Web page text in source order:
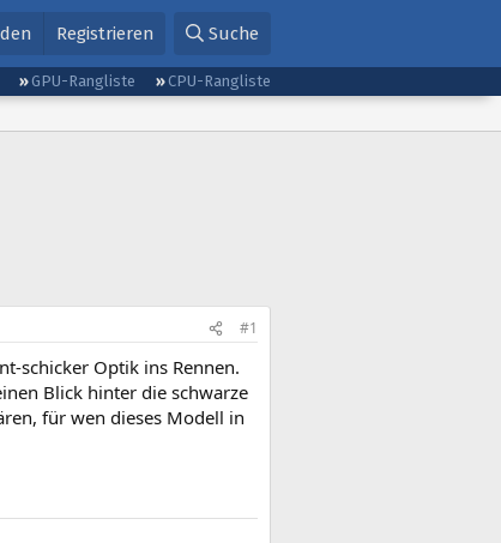
Registrieren Suche
GPU-Rangliste
CPU-Rangliste
#1
schicker Optik ins Rennen.
Blick hinter die schwarze
für wen dieses Modell in